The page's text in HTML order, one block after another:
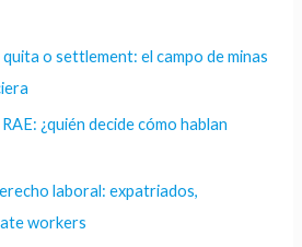
o settlement: el campo de minas
¿quién decide cómo hablan
laboral: expatriados,
workers